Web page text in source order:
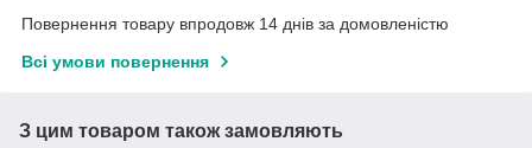
Повернення товару впродовж 14 днів за домовленістю
Всі умови повернення
З цим товаром також замовляють